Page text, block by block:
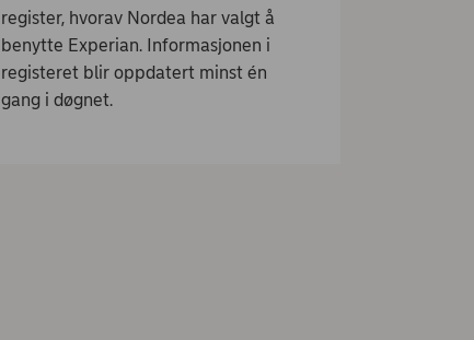
register, hvorav Nordea har valgt å
benytte Experian. Informasjonen i
registeret blir oppdatert minst én
gang i døgnet.